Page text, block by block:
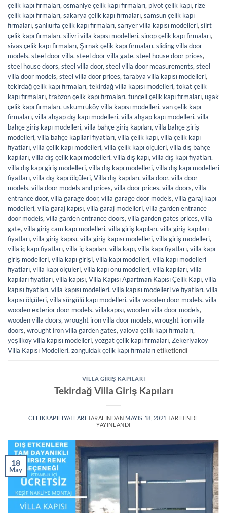
çelik kapı firmaları,osmaniye çelik kapı firmaları, pivot çelik kapı, rize
çelik kapı firmaları,sakarya çelik kapı firmaları,samsun çelik kapı
firmaları,şanlıurfa çelik kapı firmaları,sarıyer villa kapısı modelleri,siirt
çelik kapı firmaları,silivri villa kapısı modelleri,sinop çelik kapı firmaları,
sivas çelik kapı firmaları,Şırnak çelik kapı firmaları,sliding villa door
models,steel door villa,steel door villa gate,steel house door prices,
steel house doors,steel villa door,steel villa door measurements,steel
villa door models,steel villa door prices,tarabya villa kapısı modelleri,
tekirdağ çelik kapı firmaları,tekirdağ villa kapısı modelleri,tokat çelik
kapı firmaları,trabzon çelik kapı firmaları,tunceli çelik kapı firmaları,uşak
çelik kapı firmaları,uskumruköy villa kapısı modelleri,van çelik kapı
firmaları,villa ahşap dış kapı modelleri,villa ahşap kapı modelleri,villa
bahçe giriş kapı modelleri,villa bahçe giriş kapıları,villa bahçe giriş
modelleri,villa bahçe kapilari fiyatları,villa çelik kapı,villa çelik kapı
fiyatları,villa çelik kapı modelleri,villa çelik kapı ölçüleri,villa dış bahçe
kapıları,villa dış çelik kapı modelleri,villa dış kapı,villa dış kapı fiyatları,
villa dış kapı giriş modelleri,villa dış kapı modelleri,villa dış kapı modelleri
fiyatları,villa dış kapı ölçüleri,Villa dış kapıları,villa door,villa door
models,villa door models and prices,villa door prices,villa doors,villa
entrance door,villa garage door,villa garage door models,villa garaj kapı
modelleri,villa garaj kapısı,villa garaj modelleri,villa garden entrance
door models,villa garden entrance doors,villa garden gates prices,villa
gate,villa giriş cam kapı modelleri,villa giriş kapıları,villa giriş kapıları
fiyatları,villa giriş kapısı,villa giriş kapısı modelleri,villa giriş modelleri,
villa iç kapı fiyatları,villa iç kapıları,villa kapı,villa kapı fiyatları,villa kapı
giriş modelleri,villa kapı girişi,villa kapı modelleri,villa kapı modelleri
fiyatları,villa kapı ölçüleri,villa kapı önü modelleri,villa kapıları,villa
kapıları fiyatları,villa kapısı,Villa Kapısı Apartman Kapısı Çelik Kapı,villa
kapısı fiyatları,villa kapısı modelleri,villa kapısı modelleri ve fiyatları,villa
kapısı ölçüleri,villa sürgülü kapı modelleri,villa wooden door models,villa
wooden exterior door models,villakapısı,wooden villa door models,
wooden villa doors,wrought iron villa door models,wrought iron villa
doors,wrought iron villa garden gates,yalova çelik kapı firmaları,
yeşilköy villa kapısı modelleri,yozgat çelik kapı firmaları,Zekeriyaköy
Villa Kapısı Modelleri,zonguldak çelik kapı firmalarıetiketlendi
VILLA GIRIŞ KAPILARI
Tekirdağ Villa Giriş Kapıları
CELIKKAPIFIYATLARI TARAFINDAN MAYIS 18, 2021 TARIHINDE
YAYINLANDI
18
May